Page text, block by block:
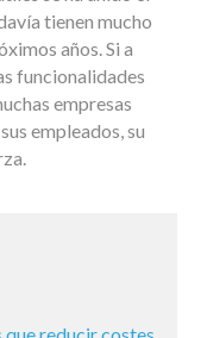
tienen mucho
años. Si a
funcionalidades
empresas
empleados, su